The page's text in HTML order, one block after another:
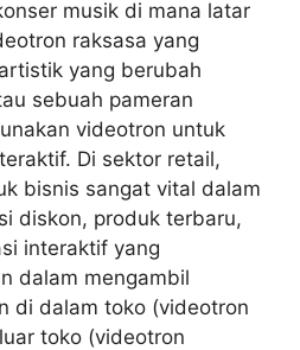
musik di mana latar
raksasa yang
yang berubah
sebuah pameran
videotron untuk
Di sektor retail,
bisnis sangat vital dalam
diskon, produk terbaru,
interaktif yang
dalam mengambil
di dalam toko (videotron
toko (videotron